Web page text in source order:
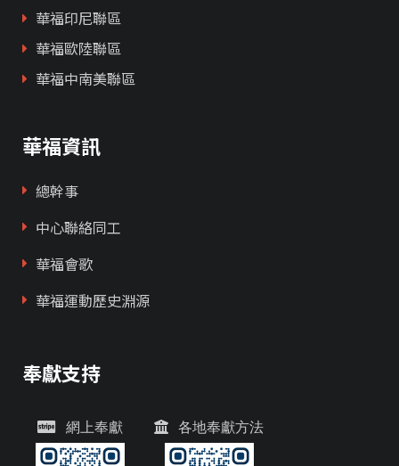
華福印尼聯區
華福歐陸聯區
華福中南美聯區
華福資訊
總幹事
中心聯絡同工
華福會歌
華福運動歷史淵源
奉獻支持
網上奉獻 各地奉獻方法